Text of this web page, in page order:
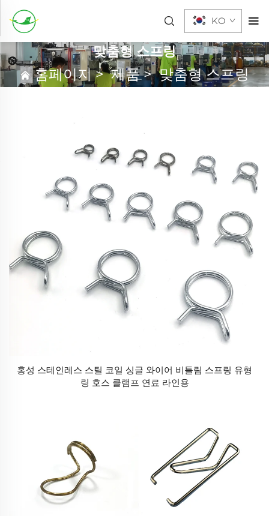
KO
맞춤형 스프링
홈페이지>제품>맞춤형 스프링
홍성 스테인레스 스틸 코일 싱글 와이어 비틀림 스프링 유형
링 호스 클램프 연료 라인용